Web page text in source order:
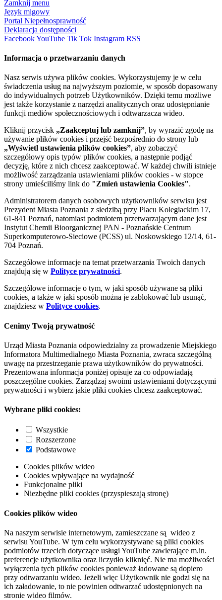
Zamknij menu
Język migowy
Portal Niepełnosprawność
Deklaracja dostępności
FacebookYouTube Tik Tok Instagram RSS
Informacja o przetwarzaniu danych
Nasz serwis używa plików cookies. Wykorzystujemy je w celu
świadczenia usług na najwyższym poziomie, w sposób dopasowany
do indywidualnych potrzeb Użytkowników. Dzięki temu możliwe
jest także korzystanie z narzędzi analitycznych oraz udostępnianie
funkcji mediów społecznościowych i odtwarzacza wideo.
Kliknij przycisk „Zaakceptuj lub zamknij”, by wyrazić zgodę na
używanie plików cookies i przejść bezpośrednio do strony lub
„Wyświetl ustawienia plików cookies”, aby zobaczyć
szczegółowy opis typów plików cookies, a następnie podjąć
decyzję, które z nich chcesz zaakceptować. W każdej chwili istnieje
możliwość zarządzania ustawieniami plików cookies - w stopce
strony umieściliśmy link do "Zmień ustawienia Cookies".
Administratorem danych osobowych użytkowników serwisu jest
Prezydent Miasta Poznania z siedzibą przy Placu Kolegiackim 17,
61-841 Poznań, natomiast podmiotem przetwarzającym dane jest
Instytut Chemii Bioorganicznej PAN - Poznańskie Centrum
Superkomputerowo-Sieciowe (PCSS) ul. Noskowskiego 12/14, 61-
704 Poznań.
Szczegółowe informacje na temat przetwarzania Twoich danych
znajdują się w Polityce prywatności.
Szczegółowe informacje o tym, w jaki sposób używane są pliki
cookies, a także w jaki sposób można je zablokować lub usunąć,
znajdziesz w Polityce cookies.
Cenimy Twoją prywatność
Urząd Miasta Poznania odpowiedzialny za prowadzenie Miejskiego
Informatora Multimedialnego Miasta Poznania, zwraca szczególną
uwagę na przestrzeganie prawa użytkowników do prywatności.
Prezentowana informacja poniżej opisuje za co odpowiadają
poszczególne cookies. Zarządzaj swoimi ustawieniami dotyczącymi
prywatności i wybierz jakie pliki cookies chcesz zaakceptować.
Wybrane pliki cookies:
Wszystkie
Rozszerzone
Podstawowe
Cookies plików wideo
Cookies wpływające na wydajność
Funkcjonalne pliki
Niezbędne pliki cookies (przyspieszają stronę)
Cookies plików wideo
Na naszym serwisie internetowym, zamieszczane są wideo z
serwisu YouTube. W tym celu wykorzystywane są pliki cookies
podmiotów trzecich dotyczące usługi YouTube zawierające m.in.
preferencje użytkownika oraz liczydło kliknięć. Nie ma możliwości
wyłączenia tych plików cookies ponieważ ładowane są dopiero
przy odtwarzaniu wideo. Jeżeli więc Użytkownik nie godzi się na
ich załadowanie, to nie powinien odtwarzać udostępnionych na
stronie wideo filmów.